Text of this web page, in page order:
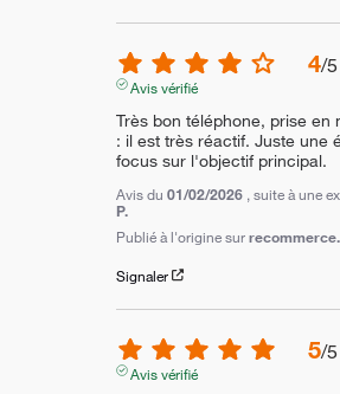
4/5
Avis vérifié
Très bon téléphone, prise
: il est très réactif. Juste une
focus sur l'objectif principal.
Avis du 01/02/2026 , suite à une
P.
Publié à l'origine sur
Signaler
5/5
Avis vérifié